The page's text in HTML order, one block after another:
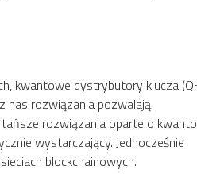
kwantowe dystrybutory klucza
nas rozwiązania pozwalają
rozwiązania oparte o
wystarczający. Jednocześnie
blockchainowych.